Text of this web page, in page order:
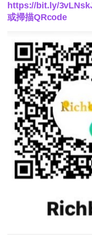
https://bit.ly/
或掃描QRcode